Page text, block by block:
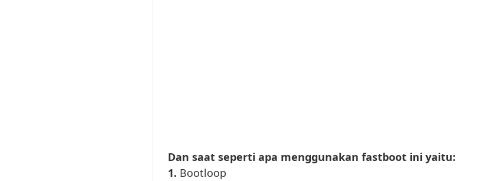
Dan saat seperti apa menggunakan fastboot ini yaitu:
1. Bootloop